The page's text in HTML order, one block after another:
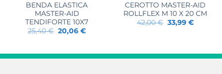
BENDA ELASTICA
MASTER-AID
TENDIFORTE 10X7
25,40€ Il
prezzo
25,40 €.
20,06 €Il
20,06 €.
CEROTTO MASTER-AID
ROLLFLEX M 10 X 20 CM
42,00€ Il
prezzo
33,99 €Il